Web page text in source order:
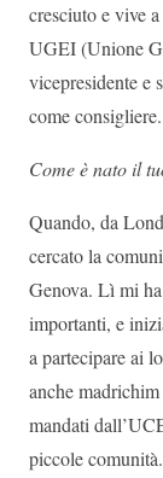
cresciuto e vive
UGEI (Unione
vicepresidente e
come consigliere.
Come è nato il
Quando, da
cercato la
Genova. Lì mi
importanti, e
a partecipare ai
anche
mandati
piccole